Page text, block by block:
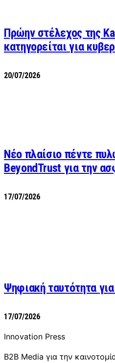
Πρώην στέλεχος της
κατηγορείται για
20/07/2026
Νέο πλαίσιο πέντε
BeyondTrust για την
17/07/2026
Ψηφιακή ταυτότητα
17/07/2026
Innovation Press
B2B Media για την